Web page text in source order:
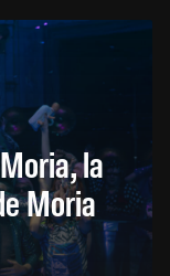
la
Moria